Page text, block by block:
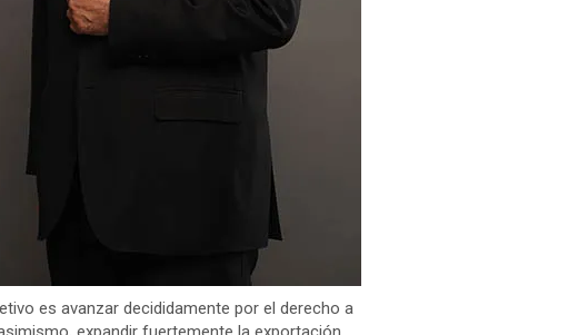
es avanzar decididamente por el derecho a